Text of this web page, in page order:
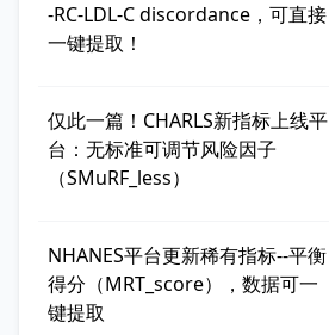
-RC-LDL-C discordance，可直接
一键提取！
仅此一篇！CHARLS新指标上线平
台：无标准可调节风险因子
（SMuRF_less）
NHANES平台更新稀有指标--平衡
得分（MRT_score），数据可一
键提取